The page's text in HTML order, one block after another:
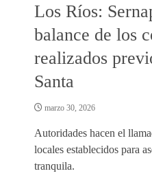
Los Ríos:
balance de los
realizados
Santa
marzo 30, 2026
Autoridades hacen el
locales establecidos para
tranquila.